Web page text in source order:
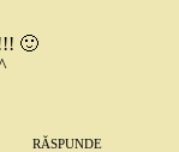
🙂
RĂSPUNDE